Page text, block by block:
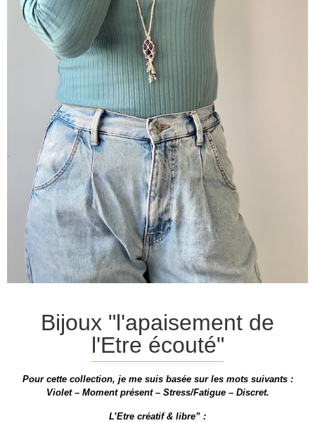
Bijoux "l'apaisement de
l'Etre écouté"
Pour cette collection, je me suis basée sur les mots suivants :
Violet – Moment présent – Stress/Fatigue – Discret.
L’Etre créatif & libre” :